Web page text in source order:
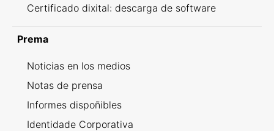
Certificado dixital: descarga de software
Prema
Noticias en los medios
Notas de prensa
Informes dispoñibles
Identidade Corporativa